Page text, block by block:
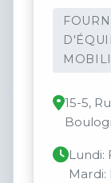
15-5,
Lundi: